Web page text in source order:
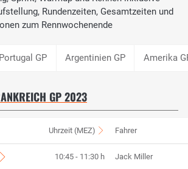
Rundenzeiten, Gesamtzeiten und
zum Rennwochenende
Portugal GP Argentinien GP Amerika
GP 2023
Uhrzeit (MEZ) Fahrer
10:45 - 11:30 h Jack Miller